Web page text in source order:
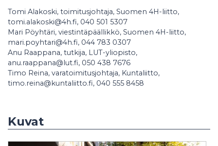
Tomi Alakoski, toimitusjohtaja, Suomen 4H-liitto,
tomi.alakoski@4h.fi, 040 501 5307
Mari Pöyhtäri, viestintäpäällikkö, Suomen 4H-liitto,
mari.poyhtari@4h.fi, 044 783 0307
Anu Raappana, tutkija, LUT-yliopisto,
anu.raappana@lut.fi, 050 438 7676
Timo Reina, varatoimitusjohtaja, Kuntaliitto,
timo.reina@kuntaliitto.fi, 040 555 8458
Kuvat